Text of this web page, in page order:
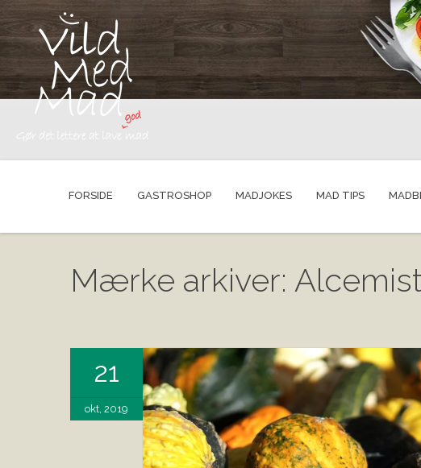
FORSIDE GASTROSHOP MADJOKES MAD TIPS
Mærke arkiver:
21
okt, 2019